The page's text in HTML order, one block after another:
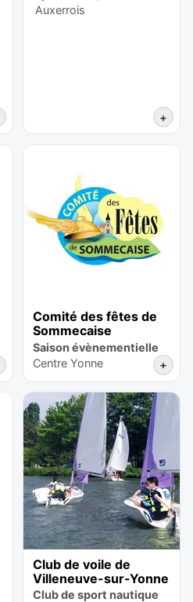
Auxerrois
+
Comité des fêtes de
Sommecaise
Saison évènementielle
Centre Yonne
+
Club de voile de
Villeneuve-sur-Yonne
Club de sport nautique